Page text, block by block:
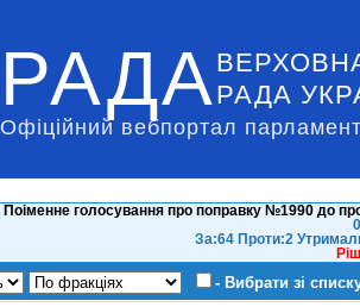
РАДА РАДА
Офіційний вебпортал
Поіменне голосування про поправку №1990 до
За:64 Проти:2
- Вибрати зі